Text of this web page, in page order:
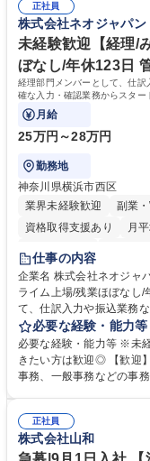
道路施設や道路工事現場
へ配属。※業務内容変更の範囲：会
ープ】総合職（事務）◇
部門など多岐に渡る業務
事業の他、新宿駅西口広
イン」の管理運営を行う
います。 学歴・資格 学歴：大学院 大学 高専 短大 専修学校 高校 語学力：
資格：
正社員
株式会社ネオジャパン
未経験歓迎【経理/
ぼなし/年休123日
経理部門メンバーとして、仕
確な入力・確認業務からスター
理知識を身につけていただきま
月給
25万円～28万円
勤務地
神奈川県横浜市西区
業界未経験歓迎
副業
資格取得支援あり
月
未経験者歓迎
完全週休2日制
交通費
寮・社宅あり
仕事の内容
企業名 株式会社ネオジャパン 求人名 未経験歓迎【経理/みなとみ
ライム上場/残業ほぼなし/年休123日 仕事の内容 経
て、仕訳入力や振込業務
力・確認業務からスター
階的に経理知識を身につけていただきま
基づく仕訳入力 ■月末の
メンバーの業務サポート
想定です。 募集職種 未経験歓迎【経理/みなとみらい】プライム上場/残業
ほぼなし/年休123日
必要な経験・能力等
必要な経験・能力等 ※未
きたい方は歓迎◎ 【歓迎
事務、一般事務などの事務経験 【本ポジションについて】
当し、3～5年をかけて月
テップアップできます。
未満のため、無理なく経
正社員
株式会社山和